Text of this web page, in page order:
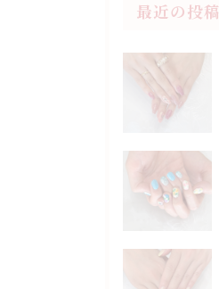
最近の投稿